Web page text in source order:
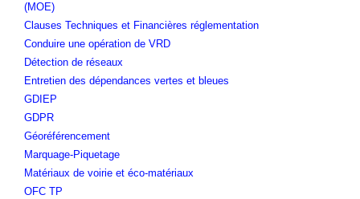
(MOE)
Clauses Techniques et Financières réglementation
Conduire une opération de VRD
Détection de réseaux
Entretien des dépendances vertes et bleues
GDIEP
GDPR
Géoréférencement
Marquage-Piquetage
Matériaux de voirie et éco-matériaux
OFC TP